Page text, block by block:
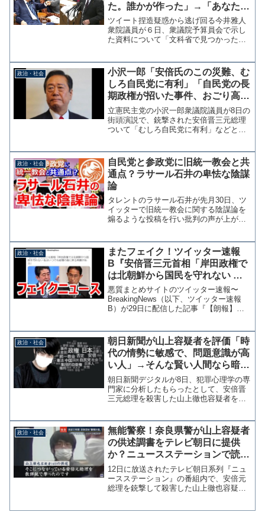
た。誰かが作った」→「あなたで
は？」安倍首相の野次に動揺して
しまう
ツイート捏造疑惑から逃げ回る今井雅人
衆院議員が６日、衆議院予算員会で示し
た資料について「文科省で見つかった。
ことに激昂し審議が中断する場面があっ
た。 やればやるほど野党...
政治・社会
小沢一郎「安倍氏のこの災難、む
しろ自民党に有利」「自民党の長
期政権が招いた事件、おごり高ぶ
り、勝手なことをやった結果だ」
立憲民主党の小沢一郎衆議院議員が8日の
街頭演説で、銃撃された安倍晋三元総理
ついて「むしろ自民党に有利」などと発
の災難、自民有利に作用」 - 産経ニュー
ス 発言の真意につ...
政治・社会
自民党と参政党に旧統一教会と共
通点？ラサール石井の卑怯な陰謀
論
タレントのラサール石井が先月30日、ツ
イッターで旧統一教会に関する陰謀論を
煽るような投稿を行い批判の声が上がっ
べた拾い画を添付、2枚目と3枚目には旧
統一統一教会の文鮮明...
政治・社会
またフェイク！ツイッター速報
B『安倍晋三元首相「岸田政権で
は北朝鮮から国民を守れない 私
はいつでも総理の座に戻る用意が
ある」』元記事に該当発言なし
悪質まとめサイトのツイッター速報〜
BreakingNews（以下、ツイッター速報
B）が29日に配信した記事『【朗報】安
戻る用意がある」』が、引用された元記
事にはない文...
政治・社会
朝日新聞が山上容疑者を評価「時
代の情勢に敏感で、問題意識が高
い人」→そんな賢い人間なら暗殺
などするわけがない
朝日新聞デジタルが8日、犯罪心理学の専
門家に分析したもらったとして、安倍晋
三元総理を殺害した山上徹也容疑者を評
撃、容疑者の投稿分析：朝日新聞デジタ
ル（前略） これらの投稿...
政治・社会
無能警察！奈良県警が山上容疑者
の供述調書をテレビ朝日に提供
か？ニュースステーションで読み
上げられた内容が調書の記述方法
と一致
12日に放送されたテレビ朝日系列『ニュ
ースステーション』の番組内で、安倍元
総理を銃撃して殺害した山上徹也容疑者